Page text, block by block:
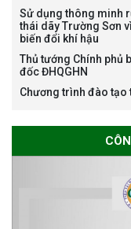
Sử dụng thông minh
thái dãy Trường Sơn
biến đổi khí hậu
Thủ tướng Chính phủ
đốc ĐHQGHN
Chương trình đào tạo